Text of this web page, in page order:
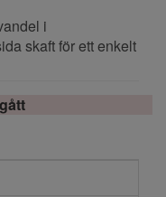
i
skaft för ett enkelt